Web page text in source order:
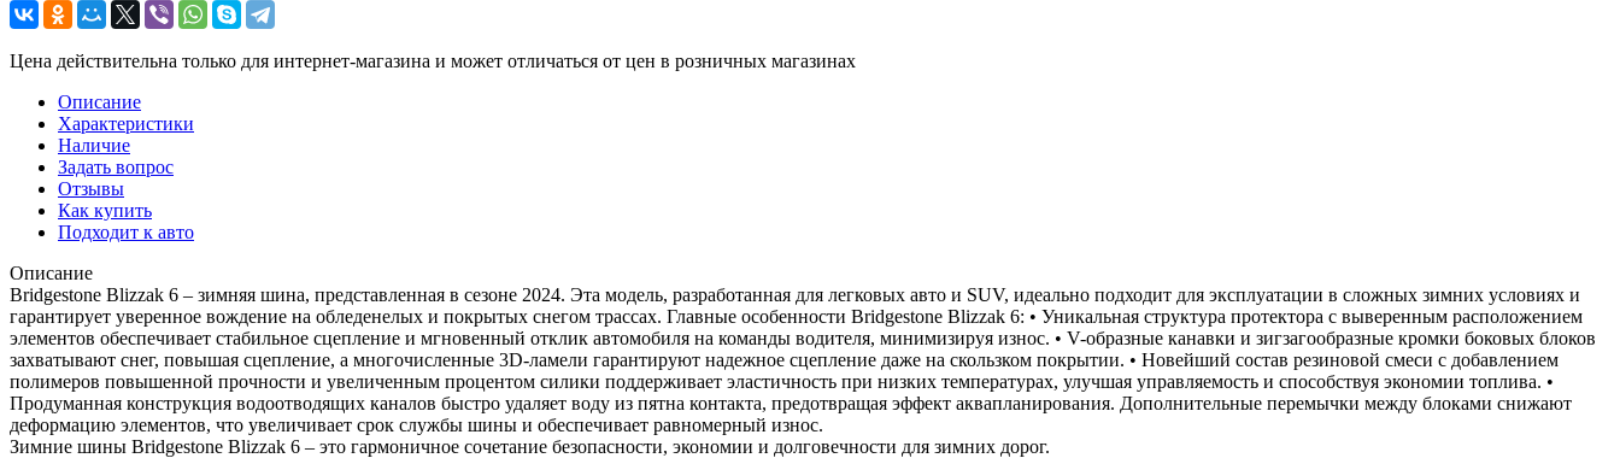
Цена действительна только для интернет-магазина и может отличаться от цен в розничных магазинах
Описание
Характеристики
Наличие
Задать вопрос
Отзывы
Как купить
Подходит к авто
Описание
Bridgestone Blizzak 6 – зимняя шина, представленная в сезоне 2024. Эта модель, разработанная для легковых авто и SUV, идеально подходит для эксплуатации в сложных зимних условиях и
гарантирует уверенное вождение на обледенелых и покрытых снегом трассах. Главные особенности Bridgestone Blizzak 6: • Уникальная структура протектора с выверенным расположением
элементов обеспечивает стабильное сцепление и мгновенный отклик автомобиля на команды водителя, минимизируя износ. • V-образные канавки и зигзагообразные кромки боковых блоков
захватывают снег, повышая сцепление, а многочисленные 3D-ламели гарантируют надежное сцепление даже на скользком покрытии. • Новейший состав резиновой смеси с добавлением
полимеров повышенной прочности и увеличенным процентом силики поддерживает эластичность при низких температурах, улучшая управляемость и способствуя экономии топлива. •
Продуманная конструкция водоотводящих каналов быстро удаляет воду из пятна контакта, предотвращая эффект аквапланирования. Дополнительные перемычки между блоками снижают
деформацию элементов, что увеличивает срок службы шины и обеспечивает равномерный износ.
Зимние шины Bridgestone Blizzak 6 – это гармоничное сочетание безопасности, экономии и долговечности для зимних дорог.